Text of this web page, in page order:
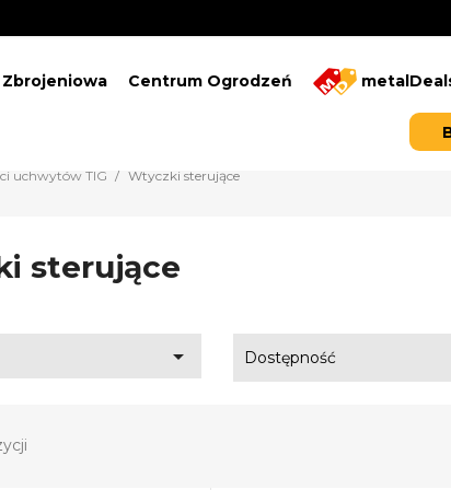
Zbrojeniowa Centrum Ogrodzeń
uchwytów TIG Wtyczki sterujące
sterujące
 Dostępność